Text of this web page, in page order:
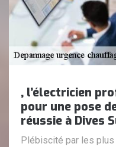
, l’électricien
pour une pose
réussie à Dives
Plébiscité par les